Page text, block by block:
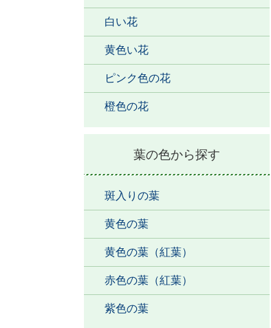
白い花
黄色い花
ピンク色の花
橙色の花
葉の色から探す
斑入りの葉
黄色の葉
黄色の葉（紅葉）
赤色の葉（紅葉）
紫色の葉